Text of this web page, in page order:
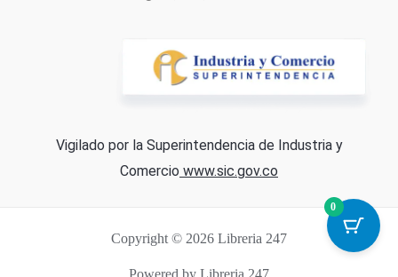
Vigilado por la Superintendencia de Industria y
Comercio www.sic.gov.co
Copyright © 2026 Libreria 247
0